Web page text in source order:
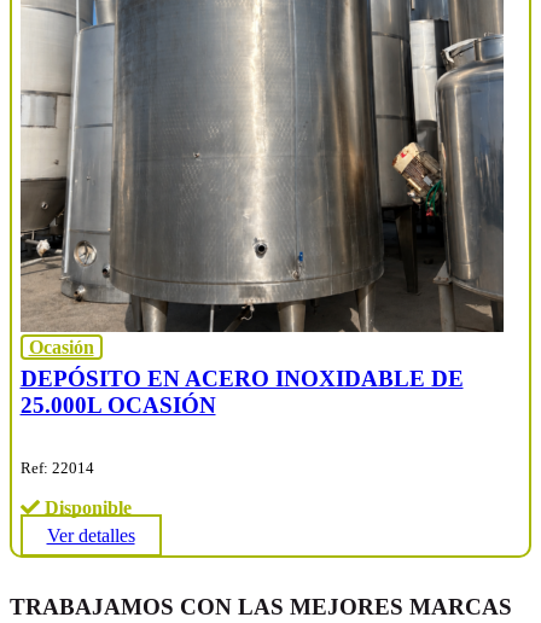
Ocasión
DEPÓSITO EN ACERO INOXIDABLE DE
25.000L OCASIÓN
Ref: 22014
Disponible
Ver detalles
TRABAJAMOS CON LAS MEJORES MARCAS